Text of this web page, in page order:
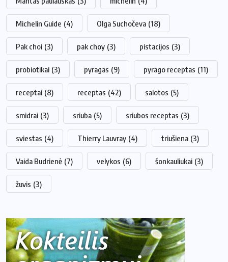
Michelin Guide (4) Olga Suchočeva (18)
Pak choi (3) pak choy (3) pistacijos (3)
probiotikai (3) pyragas (9) pyrago receptas (11)
receptai (8) receptas (42) salotos (5)
smidrai (3) sriuba (5) sriubos receptas (3)
sviestas (4) Thierry Lauvray (4) triušiena (3)
Vaida Budrienė (7) velykos (6) šonkauliukai (3)
žuvis (3)